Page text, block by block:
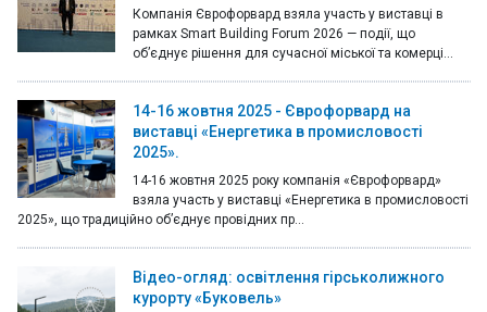
Компанія Єврофорвард взяла участь у виставці в
рамках Smart Building Forum 2026 — події, що
об’єднує рішення для сучасної міської та комерці...
14-16 жовтня 2025 - Єврофорвард на
виставці «Енергетика в промисловості
2025».
14-16 жовтня 2025 року компанія «Єврофорвард»
взяла участь у виставці «Енергетика в промисловості
2025», що традиційно об’єднує провідних пр...
Відео-огляд: освітлення гірськолижного
курорту «Буковель»